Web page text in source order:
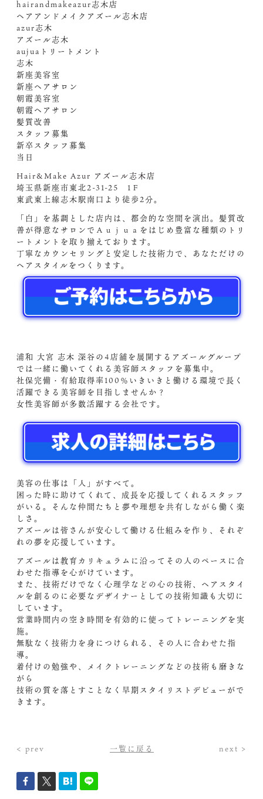
hairandmakeazur志木店
ヘアアンドメイクアズール志木店
azur志木
アズール志木
aujuaトリートメント
志木
新座美容室
新座ヘアサロン
朝霞美容室
朝霞ヘアサロン
髪質改善
スタッフ募集
新卒スタッフ募集
当日
Hair&Make Azur アズール志木店
埼玉県新座市東北2-31-25 1Ｆ
東武東上線志木駅南口より徒歩2分。
「白」を基調とした店内は、都会的な空間を演出。髪質改
善が得意なサロンでＡｕｊｕａをはじめ豊富な種類のトリ
ートメントを取り揃えております。
丁寧なカウンセリングと安定した技術力で、あなただけの
ヘアスタイルをつくります。
浦和 大宮 志木 深谷の4店舗を展開するアズールグループ
では一緒に働いてくれる美容師スタッフを募集中。
社保完備・有給取得率100％いきいきと働ける環境で長く
活躍できる美容師を目指しませんか？
女性美容師が多数活躍する会社です。
美容の仕事は「人」がすべて。
困った時に助けてくれて、成長を応援してくれるスタッフ
がいる。そんな仲間たちと夢や理想を共有しながら働く楽
しさ。
アズールは皆さんが安心して働ける仕組みを作り、それぞ
れの夢を応援しています。
アズールは教育カリキュラムに沿ってその人のペースに合
わせた指導を心がけています。
また、技術だけでなく心理学などの心の技術、ヘアスタイ
ルを創るのに必要なデザイナーとしての技術知識も大切に
しています。
営業時間内の空き時間を有効的に使ってトレーニングを実
施。
無駄なく技術力を身につけられる、その人に合わせた指
導。
着付けの勉強や、メイクトレーニングなどの技術も磨きな
がら
技術の質を落とすことなく早期スタイリストデビューがで
きます。
< prev 一覧に戻る next >